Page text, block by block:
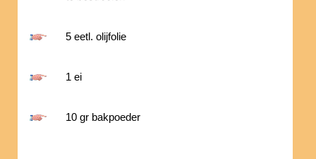
5 eetl. olijfolie
1 ei
10 gr bakpoeder